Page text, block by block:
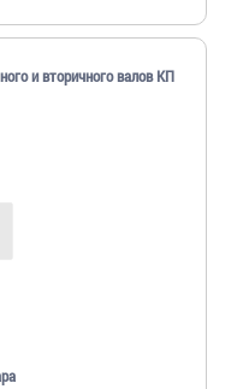
и вторичного валов КП